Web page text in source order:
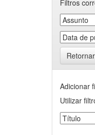
Filtros
Adicionar
Utilizar